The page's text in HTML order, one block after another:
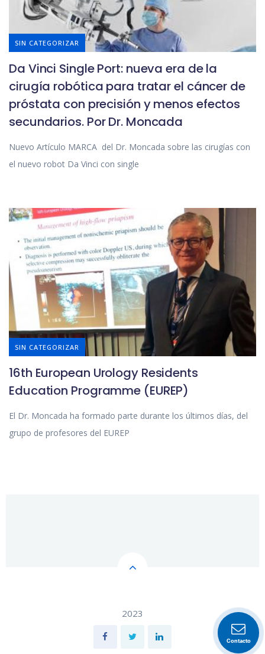
SIN CATEGORIZAR
Da Vinci Single Port: nueva era de la
cirugía robótica para tratar el cáncer de
próstata con precisión y menos efectos
secundarios. Por Dr. Moncada
Nuevo Artículo MARCA del Dr. Moncada sobre las cirugías con
el nuevo robot Da Vinci con single
SIN CATEGORIZAR
16th European Urology Residents
Education Programme (EUREP)
El Dr. Moncada ha formado parte durante los últimos días, del
grupo de profesores del EUREP
2023
Contacto